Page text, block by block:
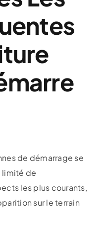
de démarrage se
limité de
les plus courants,
sur le terrain